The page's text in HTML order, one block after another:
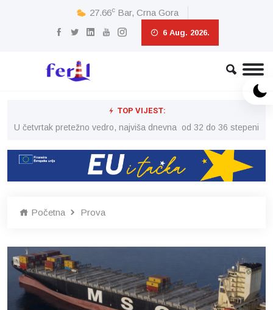
27.66c Bar, Crna Gora
6 Aug. 2026.
TOP VIJEST:
U četvrtak pretežno vedro, najviša dnevna od 32 do 36 stepeni
Početna Prova